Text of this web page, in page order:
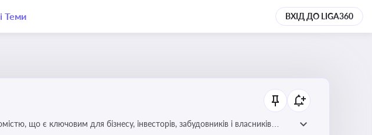
Теми ВХІД ДО LIGA360
що є ключовим для бізнесу, інвесторів, забудовників і власників